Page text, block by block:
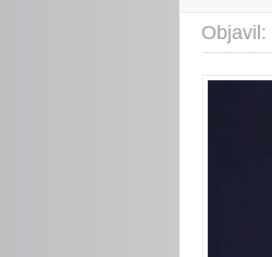
Objavil: